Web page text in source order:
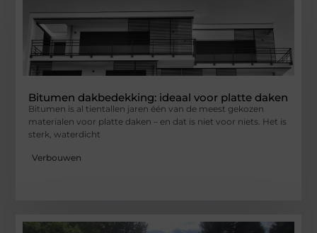
Bitumen dakbedekking: ideaal voor platte daken
Bitumen is al tientallen jaren één van de meest gekozen
materialen voor platte daken – en dat is niet voor niets. Het is
sterk, waterdicht
Verbouwen